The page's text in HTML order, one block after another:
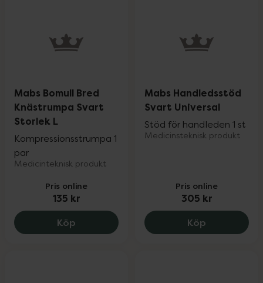
Mabs Bomull Bred
Knästrumpa Svart
Storlek L
Kompressionsstrumpa 1
par
Medicinteknisk produkt
Pris online
135 kr
Köp Mabs Bomull Bred Knästrumpa Svart
Mabs Handledsstöd
Svart Universal
Stöd för handleden 1 st
Medicinsteknisk produkt
Pris online
305 kr
Köp Mabs